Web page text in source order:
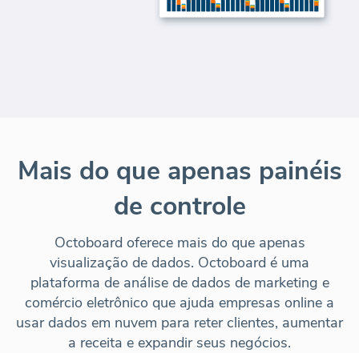
Mais do que apenas painéis
de controle
Octoboard oferece mais do que apenas
visualização de dados. Octoboard é uma
plataforma de análise de dados de marketing e
comércio eletrônico que ajuda empresas online a
usar dados em nuvem para reter clientes, aumentar
a receita e expandir seus negócios.